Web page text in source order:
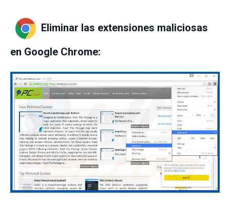
Eliminar las extensiones maliciosas
en Google Chrome: